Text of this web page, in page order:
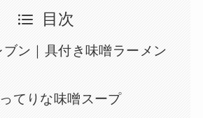
目次
ン｜具付き味噌ラーメン
てりな味噌スープ